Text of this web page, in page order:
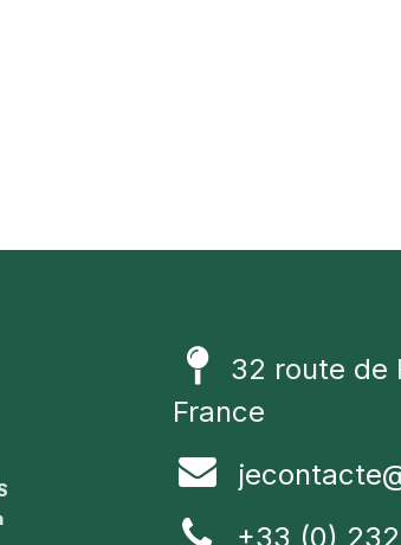
32 route de
France
+33 (0)